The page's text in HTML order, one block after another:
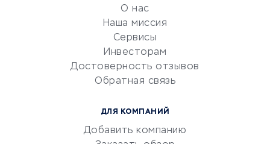
документооборот
Юридические компании
Бухгалтерия онлайн
О нас
Наша миссия
Сервисы
Инвесторам
Достоверность отзывов
Обратная связь
ДЛЯ КОМПАНИЙ
Добавить компанию